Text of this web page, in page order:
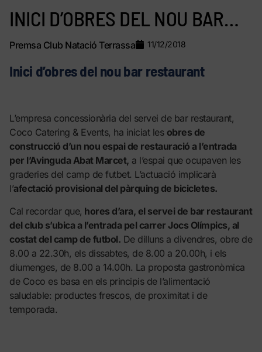
INICI D’OBRES DEL NOU BAR…
Premsa Club Natació Terrassa 11/12/2018
Inici d’obres del nou bar restaurant
L’empresa concessionària del servei de bar restaurant,
Coco Catering & Events, ha iniciat les obres de
construcció d’un nou espai de restauració a l’entrada
per l’Avinguda Abat Marcet, a l’espai que ocupaven les
graderies del camp de futbet. L’actuació implicarà
l’afectació provisional del pàrquing de bicicletes.
Cal recordar que, hores d’ara, el servei de bar restaurant
del club s’ubica a l’entrada pel carrer Jocs Olímpics, al
costat del camp de futbol. De dilluns a divendres, obre de
8.00 a 22.30h, els dissabtes, de 8.00 a 20.00h, i els
diumenges, de 8.00 a 14.00h. La proposta gastronòmica
de Coco es basa en els principis de l’alimentació
saludable: productes frescos, de proximitat i de
temporada.